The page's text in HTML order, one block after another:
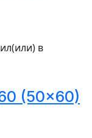
в
(50×60)